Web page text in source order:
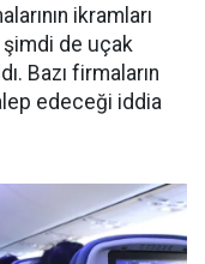
ikramları
de uçak
Bazı firmaların
edeceği iddia